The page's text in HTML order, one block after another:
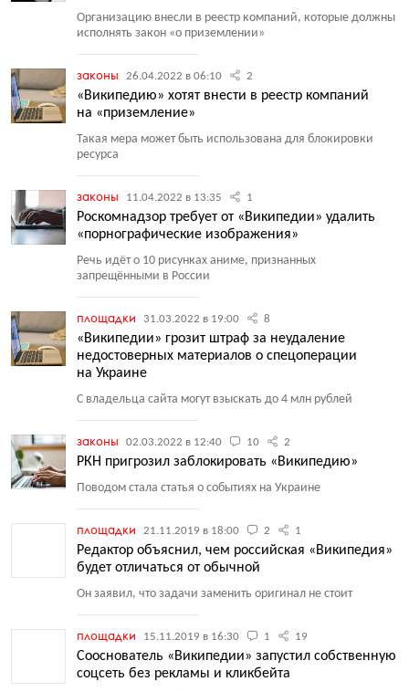
Организацию внесли в реестр компаний, которые должны
исполнять закон «о приземлении»
законы 26.04.2022 в 06:10 2
«Википедию» хотят внести в реестр компаний
на «приземление»
Такая мера может быть использована для блокировки
ресурса
законы 11.04.2022 в 13:35 1
Роскомнадзор требует от «Википедии» удалить
«порнографические изображения»
Речь идёт о 10 рисунках аниме, признанных
запрещёнными в России
площадки 31.03.2022 в 19:00 8
«Википедии» грозит штраф за неудаление
недостоверных материалов о спецоперации
на Украине
С владельца сайта могут взыскать до 4 млн рублей
законы 02.03.2022 в 12:40 10 2
РКН пригрозил заблокировать «Википедию»
Поводом стала статья о событиях на Украине
площадки 21.11.2019 в 18:00 2 1
Редактор объяснил, чем российская «Википедия»
будет отличаться от обычной
Он заявил, что задачи заменить оригинал не стоит
площадки 15.11.2019 в 16:30 1 19
Сооснователь «Википедии» запустил собственную
соцсеть без рекламы и кликбейта